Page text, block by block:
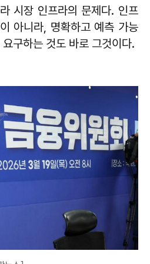
시장 인프라의 문제다. 인프
아니라, 명확하고 예측 가능
구하는 것도 바로 그것이다.